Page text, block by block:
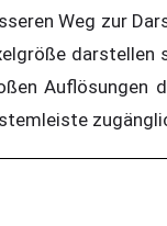
Weg zur
darstellen
Auflösungen